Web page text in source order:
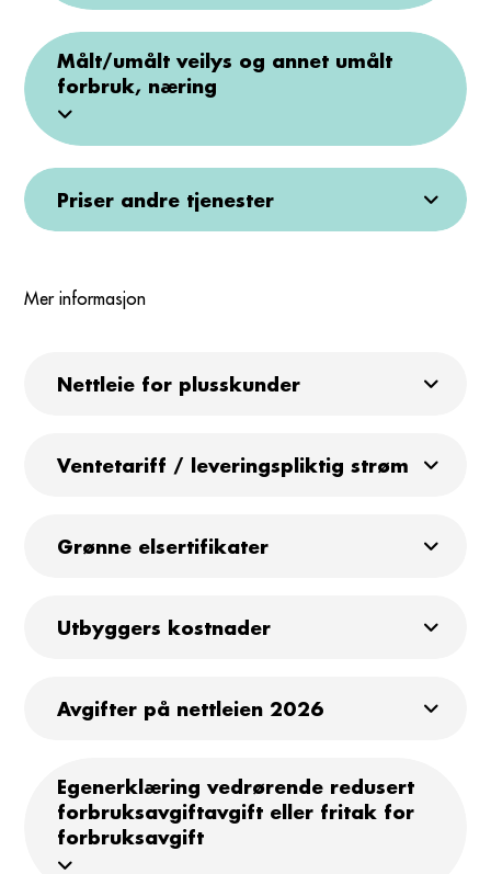
Målt/umålt veilys og annet umålt
forbruk, næring
Priser andre tjenester
Mer informasjon
Nettleie for plusskunder
Ventetariff / leveringspliktig strøm
Grønne elsertifikater
Utbyggers kostnader
Avgifter på nettleien 2026
Egenerklæring vedrørende redusert
forbruksavgiftavgift eller fritak for
forbruksavgift